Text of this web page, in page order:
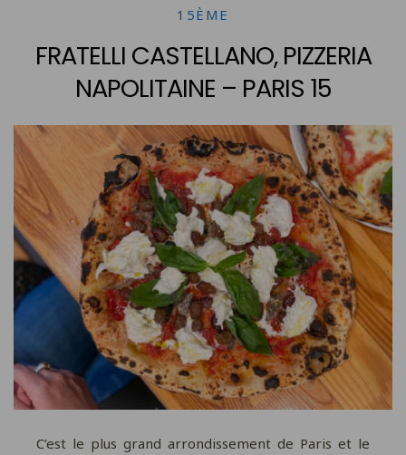
15ÈME
FRATELLI CASTELLANO, PIZZERIA
NAPOLITAINE – PARIS 15
C’est le plus grand arrondissement de Paris et le